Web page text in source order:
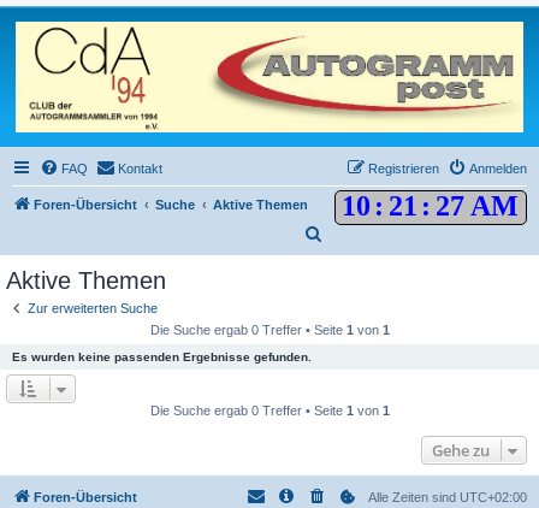
FAQ Kontakt Anmelden
Registrieren
Foren-Übersicht Suche Aktive Themen 10 : 21 : 27 AM
Aktive Themen
Zur erweiterten Suche
Die Suche ergab 0 Treffer • Seite 1 von 1
Es wurden keine passenden Ergebnisse gefunden.
Die Suche ergab 0 Treffer • Seite 1 von 1
Gehe zu
Foren-Übersicht Alle Zeiten sind UTC+02:00